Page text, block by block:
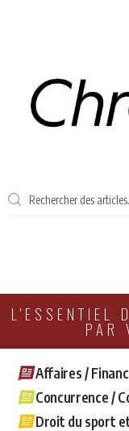
L'ESSENTIEL
PAR
Affaires /
Concurrence /
Droit du sport